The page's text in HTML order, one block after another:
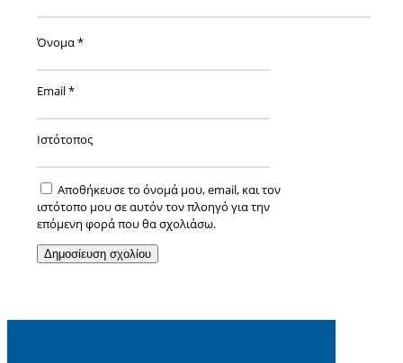
Όνομα*
Email*
Ιστότοπος
Αποθήκευσε το όνομά μου, email, και τον
ιστότοπο μου σε αυτόν τον πλοηγό για την
επόμενη φορά που θα σχολιάσω.